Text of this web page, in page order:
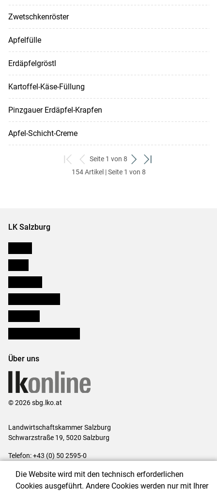
Zwetschkenröster
Apfelfülle
Erdäpfelgröstl
Kartoffel-Käse-Füllung
Pinzgauer Erdäpfel-Krapfen
Apfel-Schicht-Creme
zum
ersten
zurück
zum
Seite 1 von 8
weiter
zum
zum
154 Artikel | Seite 1 von 8
LK Salzburg
Über uns
© 2026 sbg.lko.at
Landwirtschaftskammer Salzburg
Schwarzstraße 19, 5020 Salzburg
Telefon: +43 (0) 50 2595-0
Impressum|Kontakt|Datenschutzerklärung|Barrierefreiheit|
Die Website wird mit den technisch erforderlichen
Cookies ausgeführt. Andere Cookies werden nur mit Ihrer